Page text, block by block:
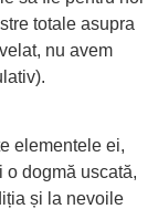
totale asupra
nu avem
elementele ei,
o dogmă uscată,
și la nevoile